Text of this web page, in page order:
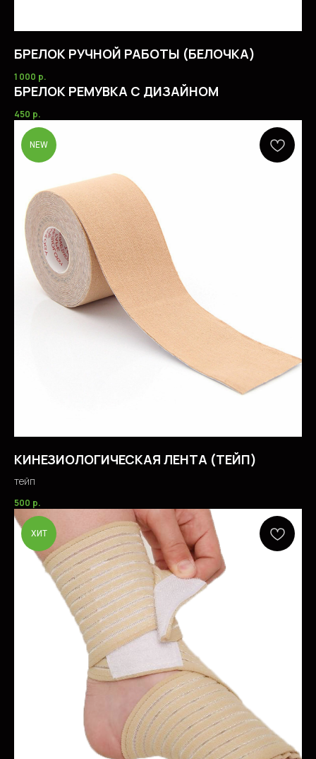
БРЕЛОК РУЧНОЙ РАБОТЫ (БЕЛОЧКА)
1 000 р.
БРЕЛОК РЕМУВКА С ДИЗАЙНОМ
450 р.
NEW
КИНЕЗИОЛОГИЧЕСКАЯ ЛЕНТА (ТЕЙП)
тейп
500 р.
ХИТ